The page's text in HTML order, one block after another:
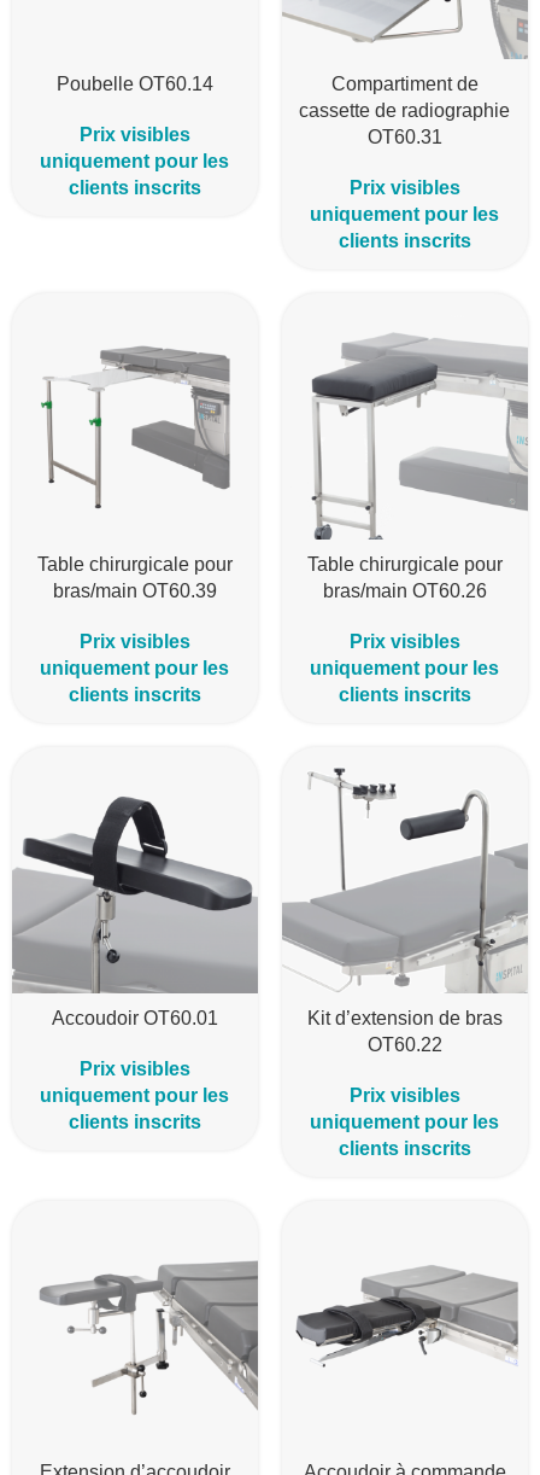
Poubelle OT60.14
Prix visibles
uniquement pour les
clients inscrits
Compartiment de
cassette de radiographie
OT60.31
Prix visibles
uniquement pour les
clients inscrits
Table chirurgicale pour
bras/main OT60.39
Prix visibles
uniquement pour les
clients inscrits
Table chirurgicale pour
bras/main OT60.26
Prix visibles
uniquement pour les
clients inscrits
Accoudoir OT60.01
Prix visibles
uniquement pour les
clients inscrits
Kit d’extension de bras
OT60.22
Prix visibles
uniquement pour les
clients inscrits